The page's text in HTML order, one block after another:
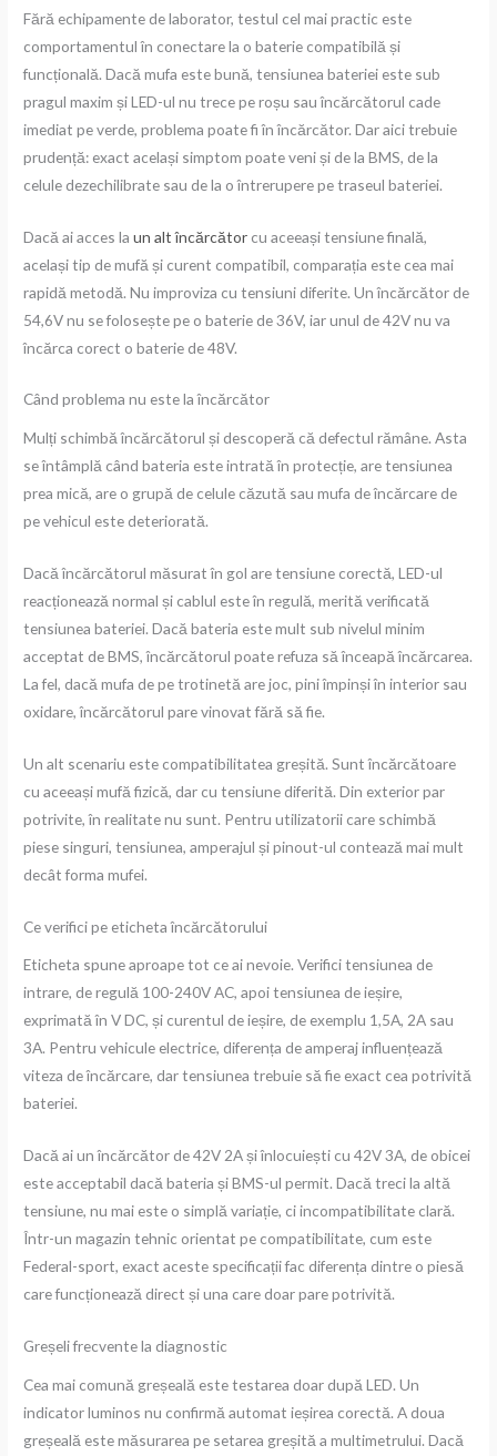
Fără echipamente de laborator, testul cel mai practic este
comportamentul în conectare la o baterie compatibilă și
funcțională. Dacă mufa este bună, tensiunea bateriei este sub
pragul maxim și LED-ul nu trece pe roșu sau încărcătorul cade
imediat pe verde, problema poate fi în încărcător. Dar aici trebuie
prudență: exact același simptom poate veni și de la BMS, de la
celule dezechilibrate sau de la o întrerupere pe traseul bateriei.
Dacă ai acces laun alt încărcător cu aceeași tensiune finală,
același tip de mufă și curent compatibil, comparația este cea mai
rapidă metodă. Nu improviza cu tensiuni diferite. Un încărcător de
54,6V nu se folosește pe o baterie de 36V, iar unul de 42V nu va
încărca corect o baterie de 48V.
Când problema nu este la încărcător
Mulți schimbă încărcătorul și descoperă că defectul rămâne. Asta
se întâmplă când bateria este intrată în protecție, are tensiunea
prea mică, are o grupă de celule căzută sau mufa de încărcare de
pe vehicul este deteriorată.
Dacă încărcătorul măsurat în gol are tensiune corectă, LED-ul
reacționează normal și cablul este în regulă, merită verificată
tensiunea bateriei. Dacă bateria este mult sub nivelul minim
acceptat de BMS, încărcătorul poate refuza să înceapă încărcarea.
La fel, dacă mufa de pe trotinetă are joc, pini împinși în interior sau
oxidare, încărcătorul pare vinovat fără să fie.
Un alt scenariu este compatibilitatea greșită. Sunt încărcătoare
cu aceeași mufă fizică, dar cu tensiune diferită. Din exterior par
potrivite, în realitate nu sunt. Pentru utilizatorii care schimbă
piese singuri, tensiunea, amperajul și pinout-ul contează mai mult
decât forma mufei.
Ce verifici pe eticheta încărcătorului
Eticheta spune aproape tot ce ai nevoie. Verifici tensiunea de
intrare, de regulă 100-240V AC, apoi tensiunea de ieșire,
exprimată în V DC, și curentul de ieșire, de exemplu 1,5A, 2A sau
3A. Pentru vehicule electrice, diferența de amperaj influențează
viteza de încărcare, dar tensiunea trebuie să fie exact cea potrivită
bateriei.
Dacă ai un încărcător de 42V 2A și înlocuiești cu 42V 3A, de obicei
este acceptabil dacă bateria și BMS-ul permit. Dacă treci la altă
tensiune, nu mai este o simplă variație, ci incompatibilitate clară.
Într-un magazin tehnic orientat pe compatibilitate, cum este
Federal-sport, exact aceste specificații fac diferența dintre o piesă
care funcționează direct și una care doar pare potrivită.
Greșeli frecvente la diagnostic
Cea mai comună greșeală este testarea doar după LED. Un
indicator luminos nu confirmă automat ieșirea corectă. A doua
greșeală este măsurarea pe setarea greșită a multimetrului. Dacă